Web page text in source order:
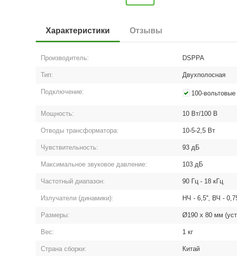
Характеристики Отзывы
Производитель: DSPPA
Тип: Двухполосная
Подключение: 100-
Мощность: 10 Вт/100 В
Отводы трансформатора: 10-5-2,5 Вт
Чувствительность: 93 дБ
Максимальное звуковое давление: 103 дБ
Частотный диапазон: 90 Гц - 18 кГц
Излучатели (динамики): НЧ - 6,5'', ВЧ -
Размеры: Ø190 x 80 мм
Вес: 1 кг
Страна сборки: Китай